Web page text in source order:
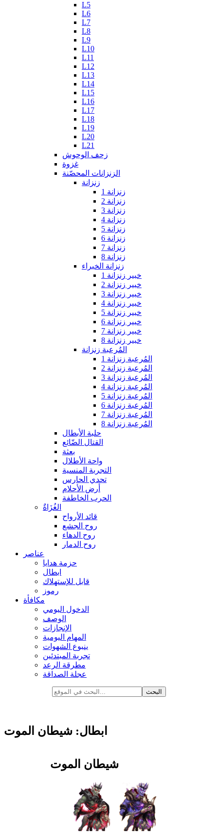
L5
L6
L7
L8
L9
L10
L11
L12
L13
L14
L15
L16
L17
L18
L19
L20
L21
زحف الوحوش
غزوة
الزنزانات المحصّنة
زنزانة
زنزانة 1
زنزانة 2
زنزانة 3
زنزانة 4
زنزانة 5
زنزانة 6
زنزانة 7
زنزانة 8
زنزانة الخبراء
خبير زنزانة 1
خبير زنزانة 2
خبير زنزانة 3
خبير زنزانة 4
خبير زنزانة 5
خبير زنزانة 6
خبير زنزانة 7
خبير زنزانة 8
المُرعبة زنزانة
المُرعبة زنزانة 1
المُرعبة زنزانة 2
المُرعبة زنزانة 3
المُرعبة زنزانة 4
المُرعبة زنزانة 5
المُرعبة زنزانة 6
المُرعبة زنزانة 7
المُرعبة زنزانة 8
حلبة الأبطال
القتال الضّائع
بعثة
واحة الأطلال
التجربة المنسية
تحدي الحارس
أرض الأحلام
الحرب الخاطفة
الغُزَاةٌ
قائد الأرواح
روح الجشع
روح الدهاء
روح الدمار
عناصر
حزمة هدايا
ابطال
قابل للإستهلاك
رموز
مكافأة
الدخول اليومي
الوصف
الإنجازات
المهام اليومية
ينبوع الشهوات
تجربة المبتدئين
مطرقة الرعد
عجلة الصداقة
ابطال: شيطان الموت
شيطان الموت